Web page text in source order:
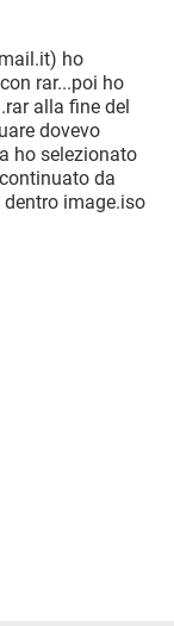
ho
rar...poi ho
alla fine del
dovevo
ho selezionato
da
image.iso